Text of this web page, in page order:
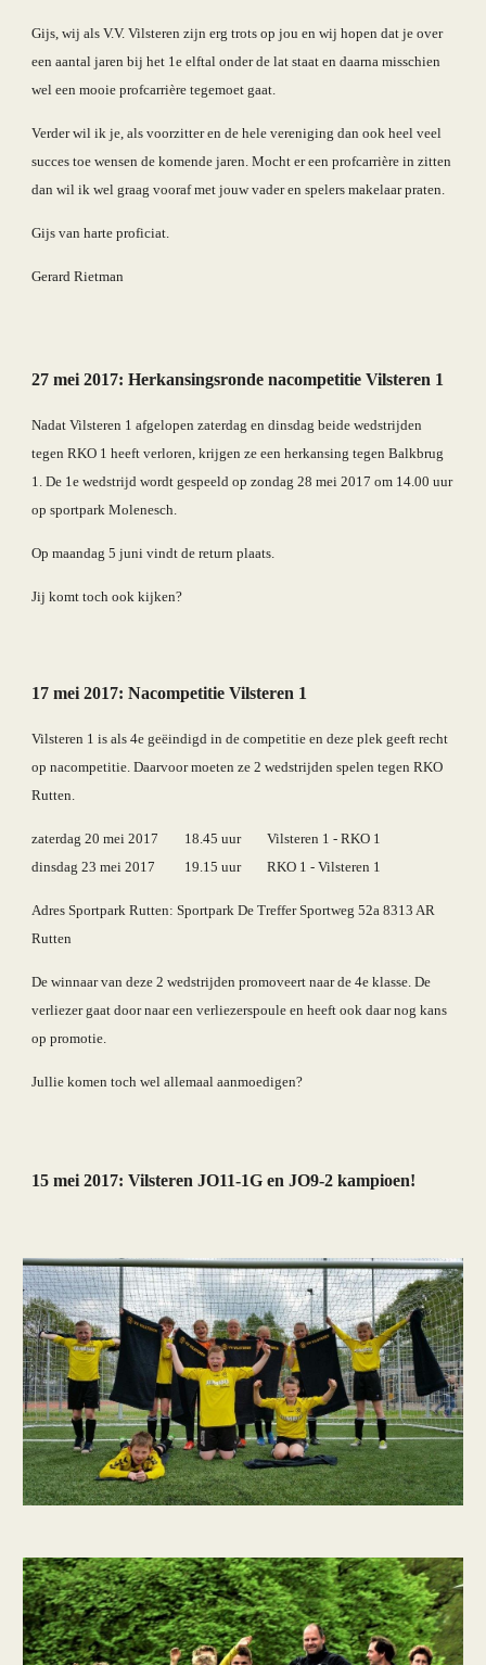
Gijs, wij als V.V. Vilsteren zijn erg trots op jou en wij hopen dat je over
een aantal jaren bij het 1e elftal onder de lat staat en daarna misschien
wel een mooie profcarrière tegemoet gaat.
Verder wil ik je, als voorzitter en de hele vereniging dan ook heel veel
succes toe wensen de komende jaren. Mocht er een profcarrière in zitten
dan wil ik wel graag vooraf met jouw vader en spelers makelaar praten.
Gijs van harte proficiat.
Gerard Rietman
27 mei 2017: Herkansingsronde nacompetitie Vilsteren 1
Nadat Vilsteren 1 afgelopen zaterdag en dinsdag beide wedstrijden
tegen RKO 1 heeft verloren, krijgen ze een herkansing tegen Balkbrug
1. De 1e wedstrijd wordt gespeeld op zondag 28 mei 2017 om 14.00 uur
op sportpark Molenesch.
Op maandag 5 juni vindt de return plaats.
Jij komt toch ook kijken?
17 mei 2017: Nacompetitie Vilsteren 1
Vilsteren 1 is als 4e geëindigd in de competitie en deze plek geeft recht
op nacompetitie. Daarvoor moeten ze 2 wedstrijden spelen tegen RKO
Rutten.
zaterdag 20 mei 2017        18.45 uur        Vilsteren 1 - RKO 1
dinsdag 23 mei 2017         19.15 uur        RKO 1 - Vilsteren 1
Adres Sportpark Rutten: Sportpark De Treffer Sportweg 52a 8313 AR
Rutten
De winnaar van deze 2 wedstrijden promoveert naar de 4e klasse. De
verliezer gaat door naar een verliezerspoule en heeft ook daar nog kans
op promotie.
Jullie komen toch wel allemaal aanmoedigen?
15 mei 2017: Vilsteren JO11-1G en JO9-2 kampioen!